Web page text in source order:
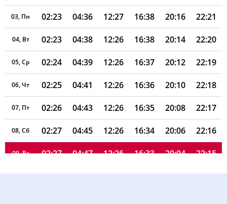
03, Пн 02:23 04:36 12:27 16:38 20:16 22:21
04, Вт 02:23 04:38 12:26 16:38 20:14 22:20
05, Ср 02:24 04:39 12:26 16:37 20:12 22:19
06, Чт 02:25 04:41 12:26 16:36 20:10 22:18
07, Пт 02:26 04:43 12:26 16:35 20:08 22:17
08, Сб 02:27 04:45 12:26 16:34 20:06 22:16
09, Вс 02:27 04:47 12:26 16:33 20:04 22:15
10, Пн 02:28 04:48 12:26 16:32 20:02 22:14